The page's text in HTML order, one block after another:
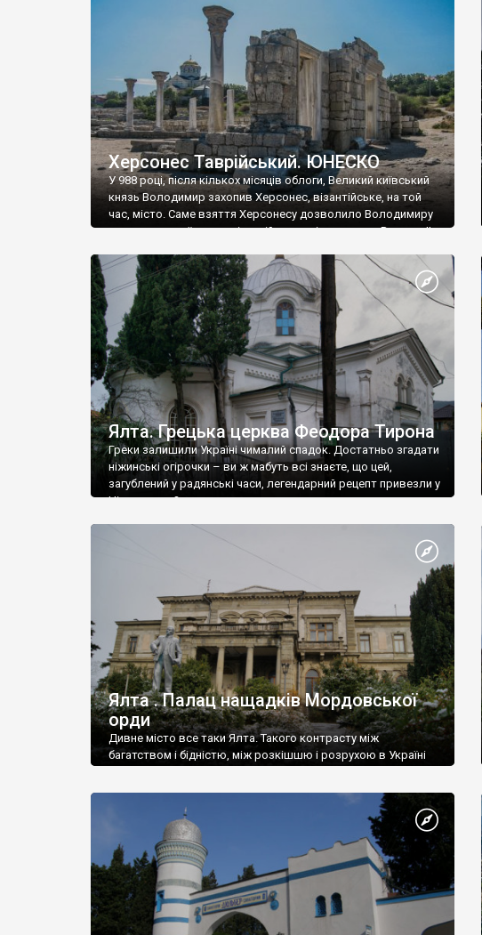
візантійської доби. Раритети викрадені з фондів об’єкту
культурної спадщини ЮНЕСКО «Херсонеса Таврійського».
Офіційно – на виставку «Золото Візантії», але експерти та
влада в Україні вважають це лише […]
Херсонес Таврійський. ЮНЕСКО
У 988 році, після кількох місяців облоги, Великий київський
князь Володимир захопив Херсонес, візантійське, на той
час, місто. Саме взяття Херсонесу дозволило Володимиру
диктувати свої умови візантійському імператору Василю ІІ,
Херсонесі Володимир-язичник, став Василем-
християнином. А потім було Хрещення Русі. На честь
Херсонесу Таврійського названо місто […]
Ялта. Грецька церква Феодора Тирона
Греки залишили Україні чималий спадок. Достатньо згадати
ніжинські огірочки – ви ж мабуть всі знаєте, що цей,
загублений у радянські часи, легендарний рецепт привезли у
Ніжин греки?
Ялта . Палац нащадків Мордовської
орди
Дивне місто все таки Ялта. Такого контрасту між
багатством і бідністю, між розкішшю і розрухою в Україні